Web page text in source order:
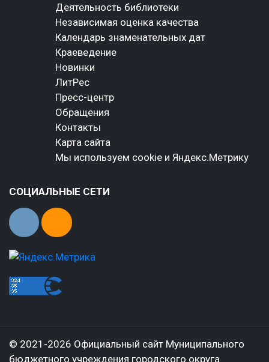
Деятельность библиотеки
Независимая оценка качества
Календарь знаменательных дат
Краеведение
Новинки
ЛитРес
Пресс-центр
Обращения
Контакты
Карта сайта
Мы используем cookie и Яндекс.Метрику
СОЦИАЛЬНЫЕ СЕТИ
© 2021-2026 Официальный сайт Муниципального
бюджетного учреждения городского округа